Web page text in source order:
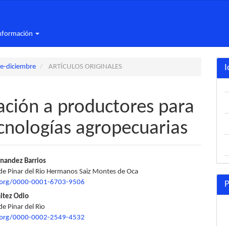
diciembre ARTÍCULOS ORIGINALES
a productores para
agropecuarias
Barrios
Pinar del Rio Hermanos Saiz Montes de Oca
0000-0001-6703-9506
Odio
Pinar del Rìo
0000-0002-2549-4532